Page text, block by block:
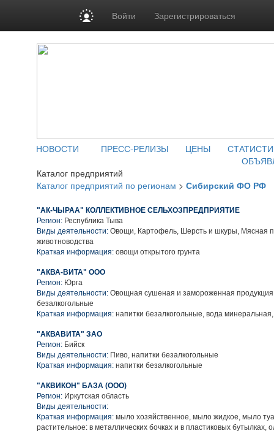
Войти Зарегистрироваться
НОВОСТИ ПРЕСС-РЕЛИЗЫ ЦЕНЫ
Каталог предприятий
Каталог предприятий по регионам > Сибирский ФО РФ
"АК-ЧЫРАА" КОЛЛЕКТИВНОЕ СЕЛЬХОЗПРЕДПРИЯТИЕ
Регион: Республика Тыва
Виды деятельности: Овощи, Картофель, Шерсть и шкуры, Мясная
животноводства
Краткая информация: овощи открытого грунта
"АКВА-ВИТА" ООО
Регион: Юрга
Виды деятельности: Овощная сушеная и замороженная
безалкогольные
Краткая информация: напитки безалкогольные, вода
"АКВАВИТА" ЗАО
Регион: Бийск
Виды деятельности: Пиво, напитки безалкогольные
Краткая информация: напитки безалкогольные
"АКВИКОН" БАЗА (ООО)
Регион: Иркутская область
Виды деятельности:
Краткая информация: мыло хозяйственное, мыло жидкое, мыло
растительное: в металлических бочках и в пластиковых бутылках,